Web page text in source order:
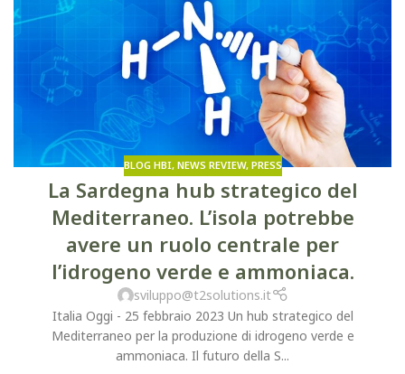
BLOG HBI, NEWS REVIEW, PRESS
La Sardegna hub strategico del
Mediterraneo. L’isola potrebbe
avere un ruolo centrale per
l’idrogeno verde e ammoniaca.
sviluppo@t2solutions.it
Italia Oggi - 25 febbraio 2023 Un hub strategico del
Mediterraneo per la produzione di idrogeno verde e
ammoniaca. Il futuro della S...